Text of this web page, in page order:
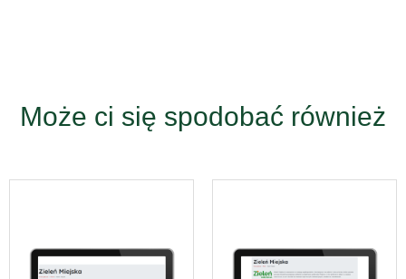
Może ci się spodobać również